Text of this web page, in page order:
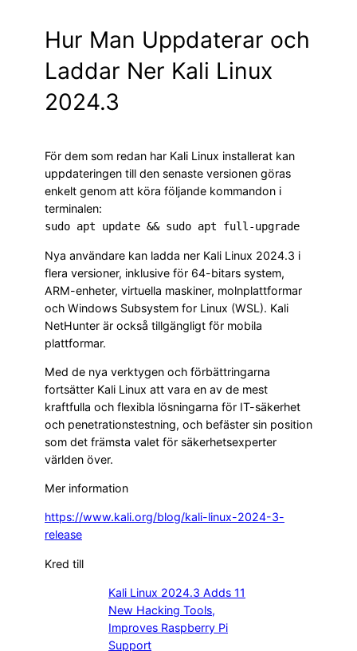
Hur Man Uppdaterar och
Laddar Ner Kali Linux
2024.3
För dem som redan har Kali Linux installerat kan
uppdateringen till den senaste versionen göras
enkelt genom att köra följande kommandon i
terminalen:
sudo apt update && sudo apt full-upgrade
Nya användare kan ladda ner Kali Linux 2024.3 i
flera versioner, inklusive för 64-bitars system,
ARM-enheter, virtuella maskiner, molnplattformar
och Windows Subsystem for Linux (WSL). Kali
NetHunter är också tillgängligt för mobila
plattformar.
Med de nya verktygen och förbättringarna
fortsätter Kali Linux att vara en av de mest
kraftfulla och flexibla lösningarna för IT-säkerhet
och penetrationstestning, och befäster sin position
som det främsta valet för säkerhetsexperter
världen över.
Mer information
https://www.kali.org/blog/kali-linux-2024-3-
release
Kred till
Kali Linux 2024.3 Adds 11
New Hacking Tools,
Improves Raspberry Pi
Support